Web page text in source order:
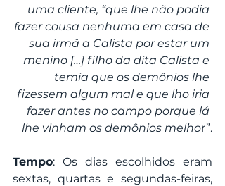
uma cliente, “que lhe não podia
fazer cousa nenhuma em casa de
sua irmã a Calista por estar um
menino […] filho da dita Calista e
temia que os demônios lhe
fizessem algum mal e que lho iria
fazer antes no campo porque lá
lhe vinham os demônios melhor”.
Tempo: Os dias escolhidos eram
sextas, quartas e segundas-feiras,